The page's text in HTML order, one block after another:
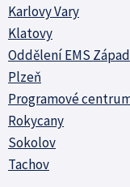
Karlovy Vary
Klatovy
Oddělení EMS
Plzeň
Programové
Rokycany
Sokolov
Tachov